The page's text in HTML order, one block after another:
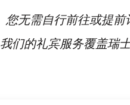
您无需自行前往或提前
我们的礼宾服务覆盖瑞